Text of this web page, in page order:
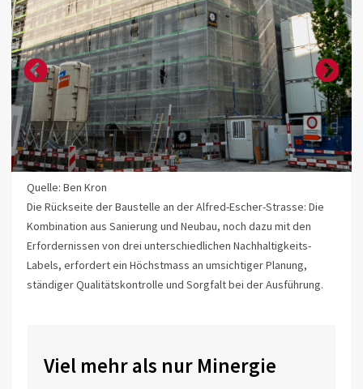
Quelle: Ben Kron
Die Rückseite der Baustelle an der Alfred-Escher-Strasse: Die
Kombination aus Sanierung und Neubau, noch dazu mit den
Erfordernissen von drei unterschiedlichen Nachhaltigkeits-
Labels, erfordert ein Höchstmass an umsichtiger Planung,
ständiger Qualitätskontrolle und Sorgfalt bei der Ausführung.
Viel mehr als nur Minergie